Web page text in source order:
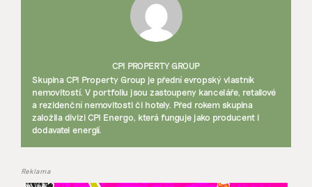
CPI PROPERTY GROUP
Skupina CPI Property Group je přední evropský vlastník
nemovitostí. V portfoliu jsou zastoupeny kanceláře, retailové
a rezidenční nemovitosti či hotely. Před rokem skupina
založila divizi CPI Energo, která funguje jako producent i
dodavatel energií.
Reklama